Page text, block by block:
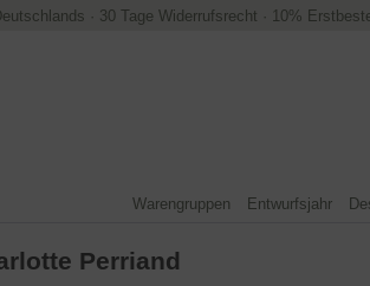
· 30 Tage Widerrufsrecht · 10%
Warengruppen Entwurfsjahr
Perriand